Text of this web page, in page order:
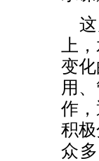
上
变
用
作
积
众